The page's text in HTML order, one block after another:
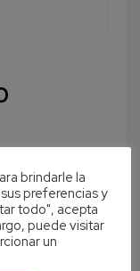
carrito
brindarle la
preferencias y
todo", acepta
puede visitar
un